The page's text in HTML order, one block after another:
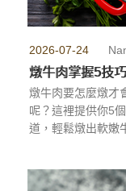
2026-07-24
燉牛肉掌握5技
燉牛肉要怎麼燉才
呢？這裡提供你5
道，輕鬆燉出軟嫩